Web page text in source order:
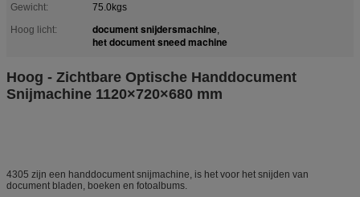
Gewicht:
75.0kgs
Hoog licht:
document snijdersmachine,
het document sneed machine
Hoog - Zichtbare Optische Handdocument
Snijmachine 1120×720×680 mm
4305 zijn een handdocument snijmachine, is het voor het snijden van
document bladen, boeken en fotoalbums.